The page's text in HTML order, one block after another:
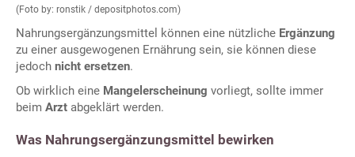
(Foto by: ronstik / depositphotos.com)
Nahrungsergänzungsmittel können eine nützliche Ergänzung
zu einer ausgewogenen Ernährung sein, sie können diese
jedoch nicht ersetzen.
Ob wirklich eine Mangelerscheinung vorliegt, sollte immer
beim Arzt abgeklärt werden.
Was Nahrungsergänzungsmittel bewirken